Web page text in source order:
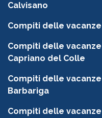
Calvisano
Compiti delle
Compiti delle
Capriano del Colle
Compiti delle
Barbariga
Compiti delle